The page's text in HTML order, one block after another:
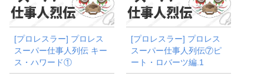
[プロレスラー] プロレス
スーパー仕事人列伝 キー
ス・ハワード①
[プロレスラー] プロレス
スーパー仕事人列伝⑦ピ
ート・ロバーツ編.1